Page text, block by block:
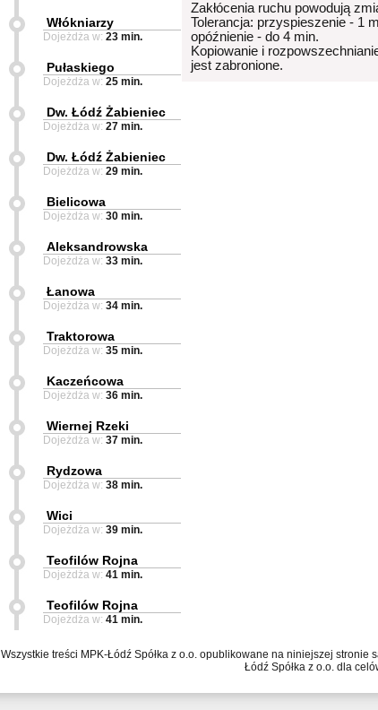
Zakłócenia ruchu powodują
Tolerancja: przyspieszenie - 1
opóźnienie - do 4 min.
Kopiowanie i
jest zabronione.
Włókniarzy
Dojeżdża w: 23 min.
Pułaskiego
Dojeżdża w: 25 min.
Dw. Łódź Żabieniec
Dojeżdża w: 27 min.
Dw. Łódź Żabieniec
Dojeżdża w: 29 min.
Bielicowa
Dojeżdża w: 30 min.
Aleksandrowska
Dojeżdża w: 33 min.
Łanowa
Dojeżdża w: 34 min.
Traktorowa
Dojeżdża w: 35 min.
Kaczeńcowa
Dojeżdża w: 36 min.
Wiernej Rzeki
Dojeżdża w: 37 min.
Rydzowa
Dojeżdża w: 38 min.
Wici
Dojeżdża w: 39 min.
Teofilów Rojna
Dojeżdża w: 41 min.
Teofilów Rojna
Dojeżdża w: 41 min.
Wszystkie treści MPK-Łódź Spółka z o.o. opublikowane na niniejszej
Łódź Spółka z o.o. dla